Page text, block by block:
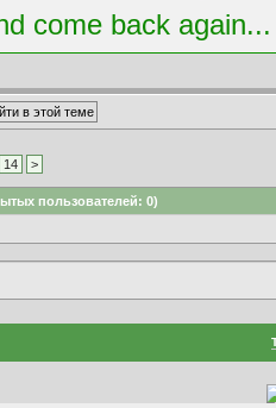
come back
14 >
пользователей: 0)